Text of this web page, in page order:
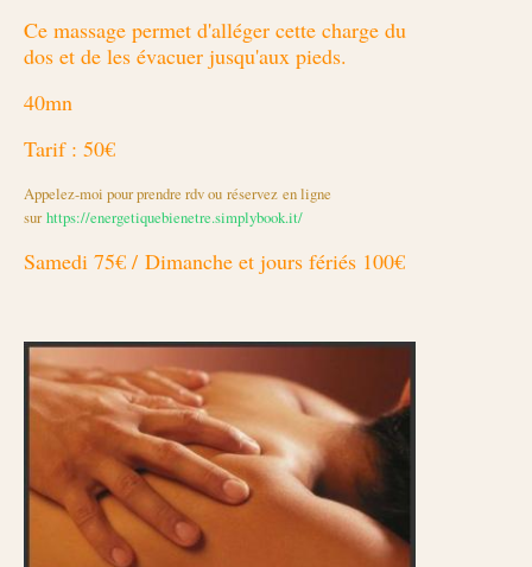
Ce massage permet d'alléger cette charge du
dos et de les évacuer jusqu'aux pieds.
40mn
Tarif : 50€
Appelez-moi pour prendre rdv ou réservez en ligne
surhttps://energetiquebienetre.simplybook.it/
Samedi 75€ / Dimanche et jours fériés 100€